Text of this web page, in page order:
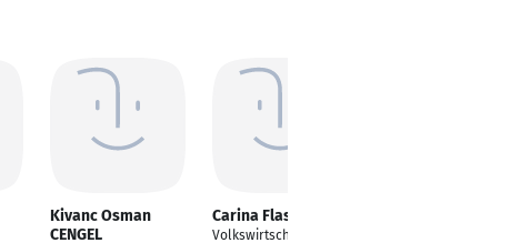
Kivanc Osman
CENGEL
Carina Flasch
Volkswirtschaftslehre